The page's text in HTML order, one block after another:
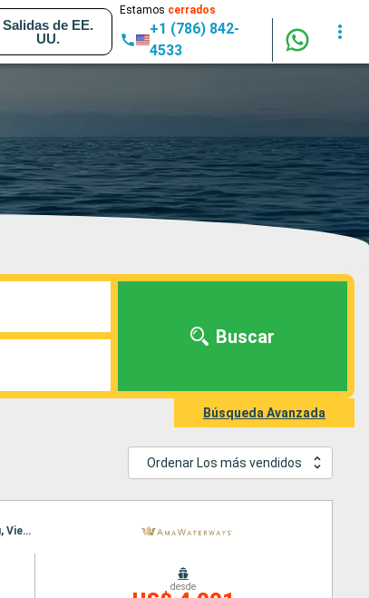
Salidas de EE.
UU.
Estamos cerrados
+1 (786) 842-
4533
Buscar
Búsqueda Avanzada
Ordenar Los más vendidos
Itinerario : Budapest, Nuremberg, Budapest, Nuremberg, Viena, Regensburg, Melk, Passau, Melk, Passau, Viena, Regensburg, Viena, Nuremberg, Budapest, Nuremberg, Budapest
desde